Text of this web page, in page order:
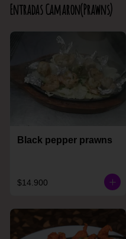
Entradas Camaron(Prawns)
Black pepper prawns
$14.900